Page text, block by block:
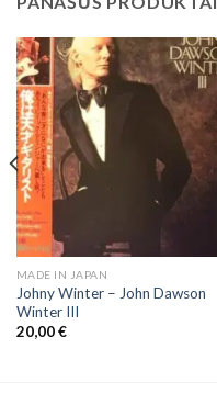
MADE IN JAPAN
Johny Winter – John Dawson
Winter III
20,00€